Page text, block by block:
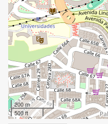
200 m
500 ft